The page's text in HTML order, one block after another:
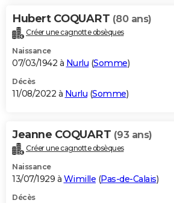
Hubert COQUART (80 ans)
Créer une cagnotte obsèques
Naissance
07/03/1942 à Nurlu (Somme)
Décès
11/08/2022 à Nurlu (Somme)
Jeanne COQUART (93 ans)
Créer une cagnotte obsèques
Naissance
13/07/1929 à Wimille (Pas-de-Calais)
Décès